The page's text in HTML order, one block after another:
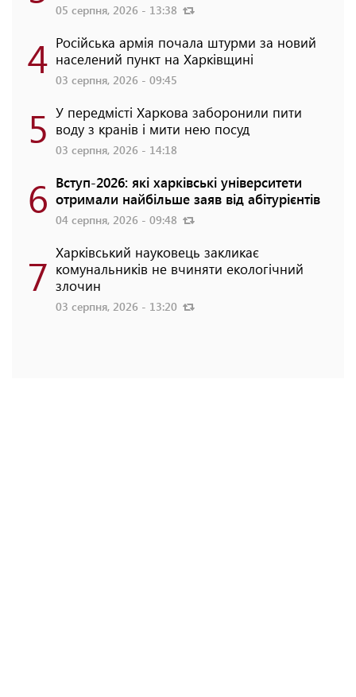
05 серпня, 2026 - 13:38
4 Російська армія почала штурми за новий
населений пункт на Харківщині
03 серпня, 2026 - 09:45
5 У передмісті Харкова заборонили пити
воду з кранів і мити нею посуд
03 серпня, 2026 - 14:18
6 Вступ-2026: які харківські університети
отримали найбільше заяв від абітурієнтів
04 серпня, 2026 - 09:48
7 Харківський науковець закликає
комунальників не вчиняти екологічний
злочин
03 серпня, 2026 - 13:20